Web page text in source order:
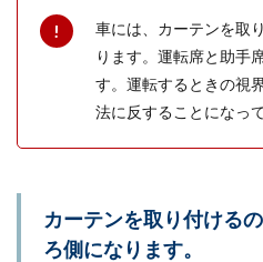
車を購入
鑑登録方
のではないで...
車には、カーテンを取
ります。運転席と助手
す。運転するときの視
法に反することになっ
カーテンを取り付ける
ろ側になります。